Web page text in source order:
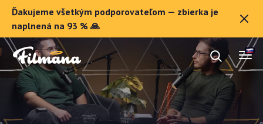
Ďakujeme všetkým podporovateľom — zbierka je
naplnená na 93 % 🙏
O Filmane
Darčekové poukazy